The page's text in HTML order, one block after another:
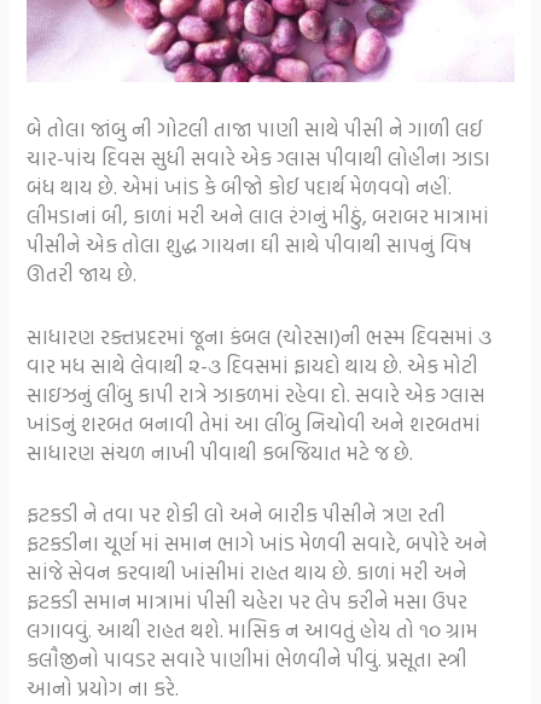
બે તોલા જાંબુ ની ગોટલી તાજા પાણી સાથે પીસી ને ગાળી લઈ
ચાર-પાંચ દિવસ સુધી સવારે એક ગ્લાસ પીવાથી લોહીના ઝાડા
બંધ થાય છે. એમાં ખાંડ કે બીજો કોઈ પદાર્થ મેળવવો નહીં.
લીમડાનાં બી, કાળાં મરી અને લાલ રંગનું મીઠું, બરાબર માત્રામાં
પીસીને એક તોલા શુદ્ધ ગાયના ઘી સાથે પીવાથી સાપનું વિષ
ઊતરી જાય છે.
સાધારણ રક્તપ્રદરમાં જૂના કંબલ (ચોરસા)ની ભસ્મ દિવસમાં ૩
વાર મધ સાથે લેવાથી ૨-૩ દિવસમાં ફાયદો થાય છે. એક મોટી
સાઇઝનું લીંબુ કાપી રાત્રે ઝાકળમાં રહેવા દો. સવારે એક ગ્લાસ
ખાંડનું શરબત બનાવી તેમાં આ લીંબુ નિચોવી અને શરબતમાં
સાધારણ સંચળ નાખી પીવાથી કબજિયાત મટે જ છે.
ફટકડી ને તવા પર શેકી લો અને બારીક પીસીને ત્રણ રતી
ફટકડીના ચૂર્ણ માં સમાન ભાગે ખાંડ મેળવી સવારે, બપોરે અને
સાંજે સેવન કરવાથી ખાંસીમાં રાહત થાય છે. કાળાં મરી અને
ફટકડી સમાન માત્રામાં પીસી ચહેરા પર લેપ કરીને મસા ઉપર
લગાવવું. આથી રાહત થશે. માસિક ન આવતું હોય તો ૧૦ ગ્રામ
કલૌજીનો પાવડર સવારે પાણીમાં ભેળવીને પીવું. પ્રસૂતા સ્ત્રી
આનો પ્રયોગ ના કરે.